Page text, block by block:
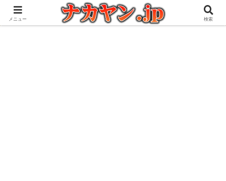
アウトドアとガジェット好きな管理人の愉快な日々を綴るブログ
メニュー 検索